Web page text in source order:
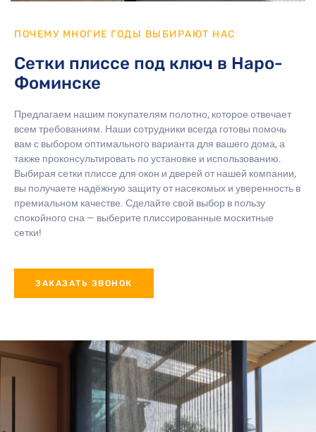
ПОЧЕМУ МНОГИЕ ГОДЫ ВЫБИРАЮТ НАС
Сетки плиссе под ключ в Наро-
Фоминске
Предлагаем нашим покупателям полотно, которое отвечает
всем требованиям. Наши сотрудники всегда готовы помочь
вам с выбором оптимального варианта для вашего дома, а
также проконсультировать по установке и использованию.
Выбирая сетки плиссе для окон и дверей от нашей компании,
вы получаете надёжную защиту от насекомых и уверенность в
премиальном качестве. Сделайте свой выбор в пользу
спокойного сна — выберите плиссированные москитные
сетки!
ЗАКАЗАТЬ ЗВОНОК